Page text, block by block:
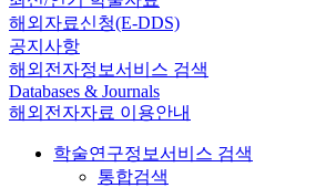
해외자료신청(E-DDS)
공지사항
해외전자정보서비스 검색
Databases & Journals
해외전자자료 이용안내
학술연구정보서비스 검색
통합검색